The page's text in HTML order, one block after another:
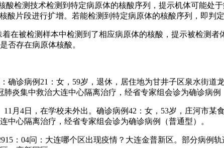
酸检测技术检测到特定病原体的核酸序列，提示机体可能
酸片段进行扩增。若能检测到特定病原体的核酸序列，即判定
着在被检测样本中检测到了相应病原体的核酸，提示被检测
否存在病原体核酸。
确诊病例21：女，59岁，退休，居住地为甘井子区泉水街
肺炎集中救治大连中心隔离治疗，经省专家组会诊为确诊病
11月4日，在学校未外出。确诊病例42：女，53岁，庄河市
中心隔离治疗，经省专家组会诊为确诊病例（普通型）。
：04问：大连哪个区出现疫情？大连金普新区。部分病